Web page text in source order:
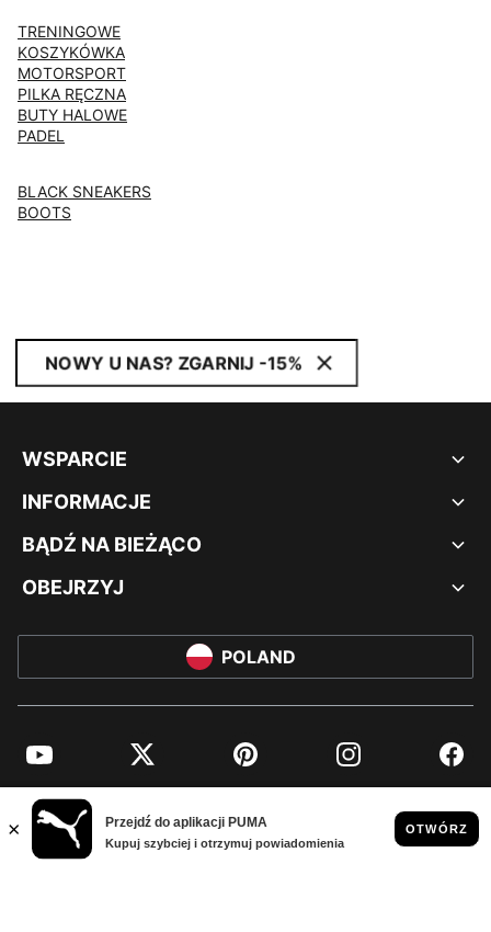
TRENINGOWE
KOSZYKÓWKA
MOTORSPORT
PILKA RĘCZNA
BUTY HALOWE
PADEL
BLACK SNEAKERS
BOOTS
NOWY U NAS? ZGARNIJ -15%
WSPARCIE
INFORMACJE
BĄDŹ NA BIEŻĄCO
OBEJRZYJ
POLAND
YouTube Twitter Pinterest Instagram
© PUMA EUROPE GMBH, 2026. WSZYSTKIE PRAWA ZASTRZEŻONE
NADRUK FIRMOWY I DANE PRAWNE